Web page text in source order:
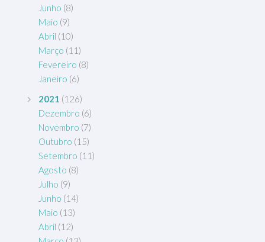
Junho (8)
Maio (9)
Abril (10)
Março (11)
Fevereiro (8)
Janeiro (6)
2021 (126)
Dezembro (6)
Novembro (7)
Outubro (15)
Setembro (11)
Agosto (8)
Julho (9)
Junho (14)
Maio (13)
Abril (12)